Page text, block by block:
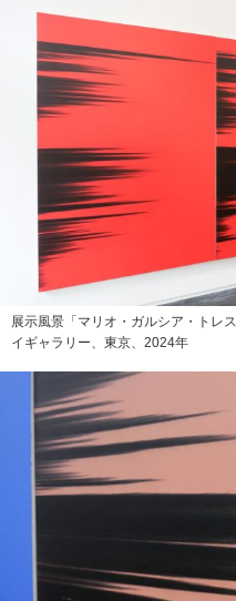
展示風景「マリオ・ガルシア・トレ
イギャラリー、東京、2024年